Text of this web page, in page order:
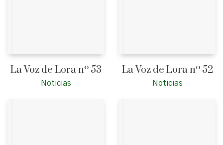
La Voz de Lora nº 53
Noticias
La Voz de Lora nº 52
Noticias